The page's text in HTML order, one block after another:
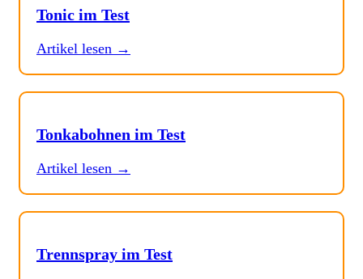
Tonic im Test
Artikel lesen →
Tonkabohnen im Test
Artikel lesen →
Trennspray im Test